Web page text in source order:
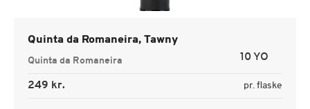
Quinta da Romaneira, Tawny
Quinta da Romaneira 10 YO
249 kr. pr. flaske